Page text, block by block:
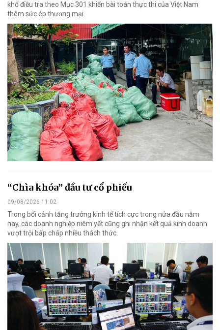
khổ điều tra theo Mục 301 khiến bài toán thực thi của Việt Nam
thêm sức ép thương mại.
“Chìa khóa” đầu tư cổ phiếu
09/08/2026 11:02
Trong bối cảnh tăng trưởng kinh tế tích cực trong nửa đầu năm
nay, các doanh nghiệp niêm yết cũng ghi nhận kết quả kinh doanh
vượt trội bấp chấp nhiều thách thức.